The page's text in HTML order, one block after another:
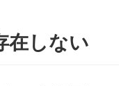
在しない